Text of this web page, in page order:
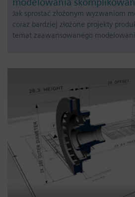
Jak sprostać złożonym wyzwaniom
coraz bardziej złożone projekty
temat zaawansowanego